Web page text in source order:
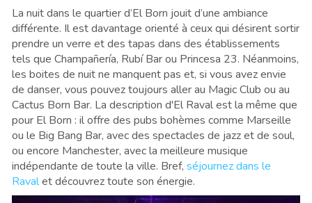
La nuit dans le quartier d’El Born jouit d’une ambiance
différente. Il est davantage orienté à ceux qui désirent sortir
prendre un verre et des tapas dans des établissements
tels que Champañería, Rubí Bar ou Princesa 23. Néanmoins,
les boites de nuit ne manquent pas et, si vous avez envie
de danser, vous pouvez toujours aller au Magic Club ou au
Cactus Born Bar. La description d'El Raval est la même que
pour El Born : il offre des pubs bohèmes comme Marseille
ou le Big Bang Bar, avec des spectacles de jazz et de soul,
ou encore Manchester, avec la meilleure musique
indépendante de toute la ville. Bref, séjournez dans le
Ravalet découvrez toute son énergie.